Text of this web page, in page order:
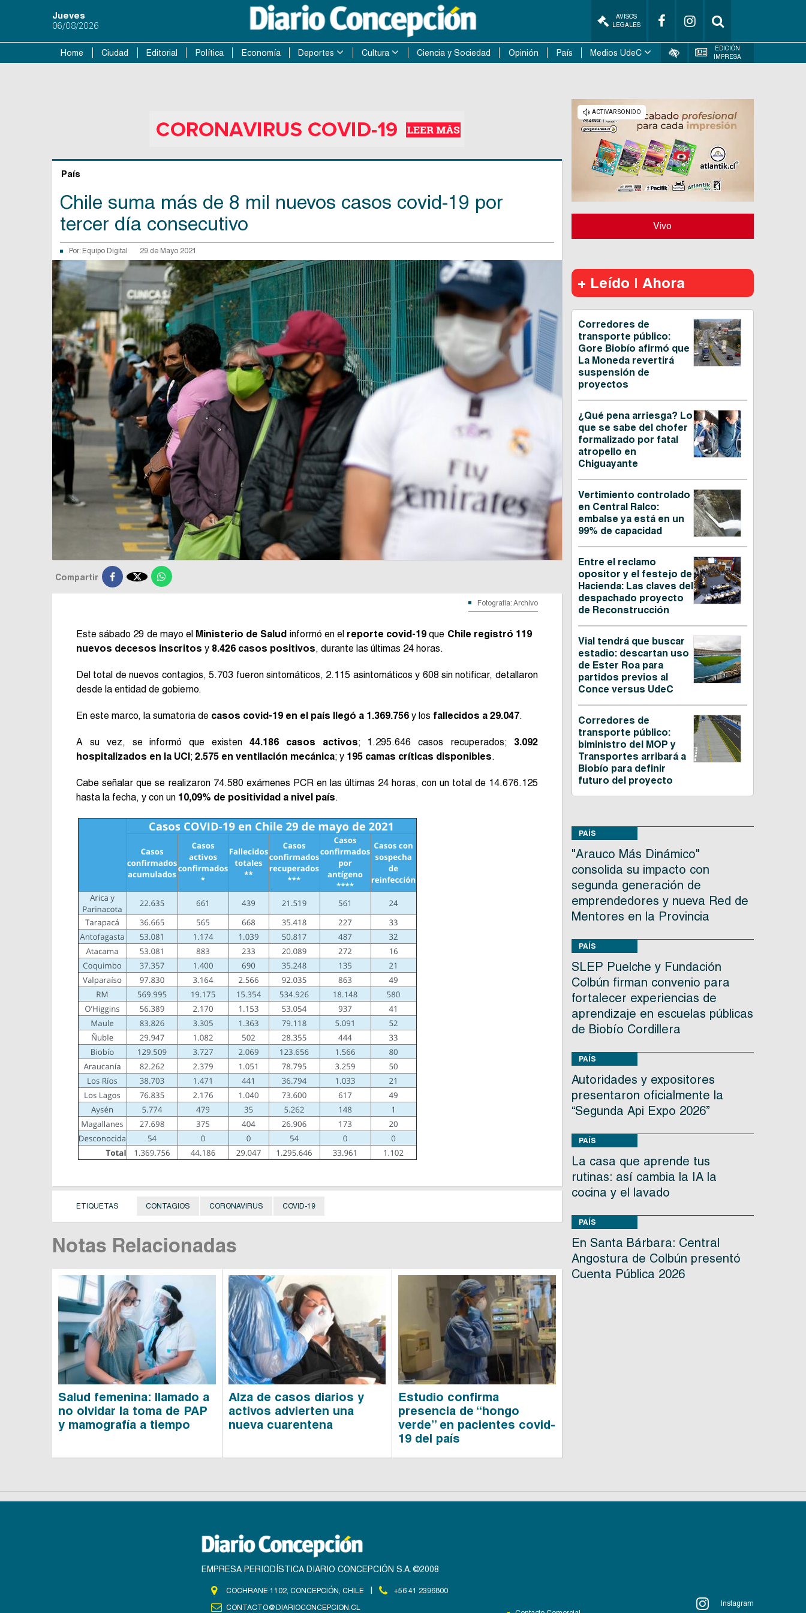
Jueves
06/08/2026
AVISOS
LEGALES
Home Ciudad Editorial Política Economía Deportes Cultura Ciencia y Sociedad Opinión País Medios UdeC
EDICIÓN
IMPRESA
País
Chile suma más de 8 mil nuevos casos covid-19 por
tercer día consecutivo
Por: Equipo Digital 29 de Mayo 2021
Compartir 
Fotografía: Archivo
Este sábado 29 de mayo el Ministerio de Salud informó en el reporte covid-19 que Chile registró 119
nuevos decesos inscritos y 8.426 casos positivos, durante las últimas 24 horas.
Del total de nuevos contagios, 5.703 fueron sintomáticos, 2.115 asintomáticos y 608 sin notificar, detallaron
desde la entidad de gobierno.
En este marco, la sumatoria de casos covid-19 en el país llegó a 1.369.756 y los fallecidos a 29.047.
A su vez, se informó que existen 44.186 casos activos; 1.295.646 casos recuperados; 3.092
hospitalizados en la UCI; 2.575 en ventilación mecánica; y 195 camas críticas disponibles.
Cabe señalar que se realizaron 74.580 exámenes PCR en las últimas 24 horas, con un total de 14.676.125
hasta la fecha, y con un 10,09% de positividad a nivel país.
ETIQUETAS CONTAGIOS CORONAVIRUS COVID-19
Notas Relacionadas
Salud femenina: llamado a
no olvidar la toma de PAP
y mamografía a tiempo
Alza de casos diarios y
activos advierten una
nueva cuarentena
Estudio confirma
presencia de “hongo
verde” en pacientes covid-
19 del país
Vivo
+ Leído | Ahora
Corredores de
transporte público:
Gore Biobío afirmó que
La Moneda revertirá
suspensión de
proyectos
¿Qué pena arriesga? Lo
que se sabe del chofer
formalizado por fatal
atropello en
Chiguayante
Vertimiento controlado
en Central Ralco:
embalse ya está en un
99% de capacidad
Entre el reclamo
opositor y el festejo de
Hacienda: Las claves del
despachado proyecto
de Reconstrucción
Vial tendrá que buscar
estadio: descartan uso
de Ester Roa para
partidos previos al
Conce versus UdeC
Corredores de
transporte público:
biministro del MOP y
Transportes arribará a
Biobío para definir
futuro del proyecto
PAÍS
"Arauco Más Dinámico"
consolida su impacto con
segunda generación de
emprendedores y nueva Red de
Mentores en la Provincia
PAÍS
SLEP Puelche y Fundación
Colbún firman convenio para
fortalecer experiencias de
aprendizaje en escuelas públicas
de Biobío Cordillera
PAÍS
Autoridades y expositores
presentaron oficialmente la
“Segunda Api Expo 2026”
PAÍS
La casa que aprende tus
rutinas: así cambia la IA la
cocina y el lavado
PAÍS
En Santa Bárbara: Central
Angostura de Colbún presentó
Cuenta Pública 2026
EMPRESA PERIODÍSTICA DIARIO CONCEPCIÓN S.A. ©2008
COCHRANE 1102, CONCEPCIÓN, CHILE
+56 41 2396800
CONTACTO@DIARIOCONCEPCION.CL
Instagram